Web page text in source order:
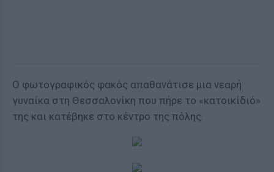
Ο φωτογραφικός φακός απαθανάτισε μια νεαρή
γυναίκα στη Θεσσαλονίκη που πήρε το «κατοικίδιό»
της και κατέβηκε στο κέντρο της πόλης.